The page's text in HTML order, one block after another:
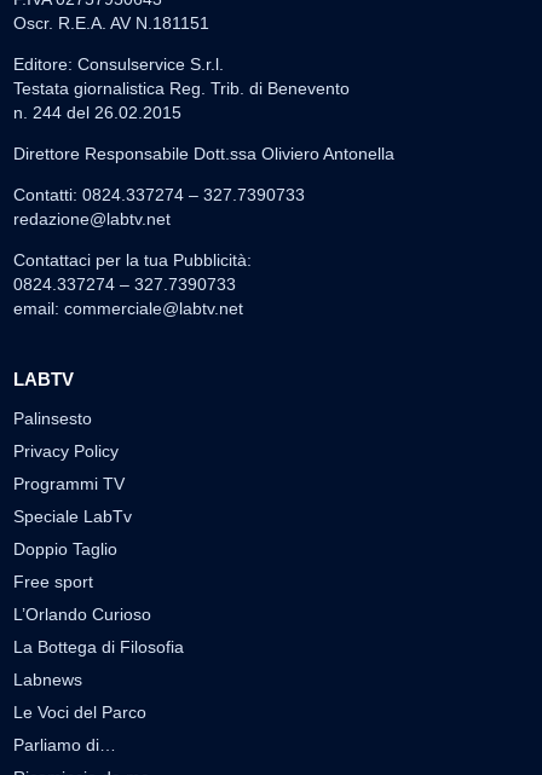
Oscr. R.E.A. AV N.181151
Editore: Consulservice S.r.l.
Testata giornalistica Reg. Trib. di Benevento
n. 244 del 26.02.2015
Direttore Responsabile Dott.ssa Oliviero Antonella
Contatti: 0824.337274 – 327.7390733
redazione@labtv.net
Contattaci per la tua Pubblicità:
0824.337274 – 327.7390733
email: commerciale@labtv.net
LABTV
Palinsesto
Privacy Policy
Programmi TV
Speciale LabTv
Doppio Taglio
Free sport
L’Orlando Curioso
La Bottega di Filosofia
Labnews
Le Voci del Parco
Parliamo di…